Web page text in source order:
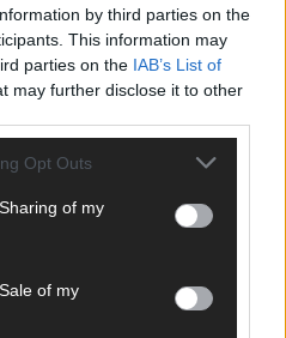
by third parties on the
This information may
parties on the IAB’s List of
may further disclose it to other
Opt Outs
of my
of my
„Schöner als das Original!“ Das
Rain“ von Guns N‘ Roses
Locken-Duell am Laufsteg!
die Modelwelt erobern?